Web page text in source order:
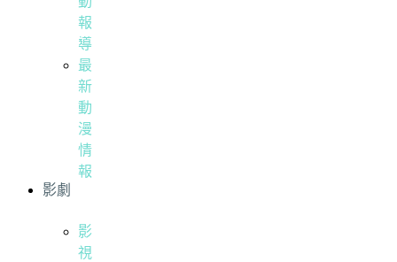
報
導
最
新
動
漫
情
報
影劇
影
視